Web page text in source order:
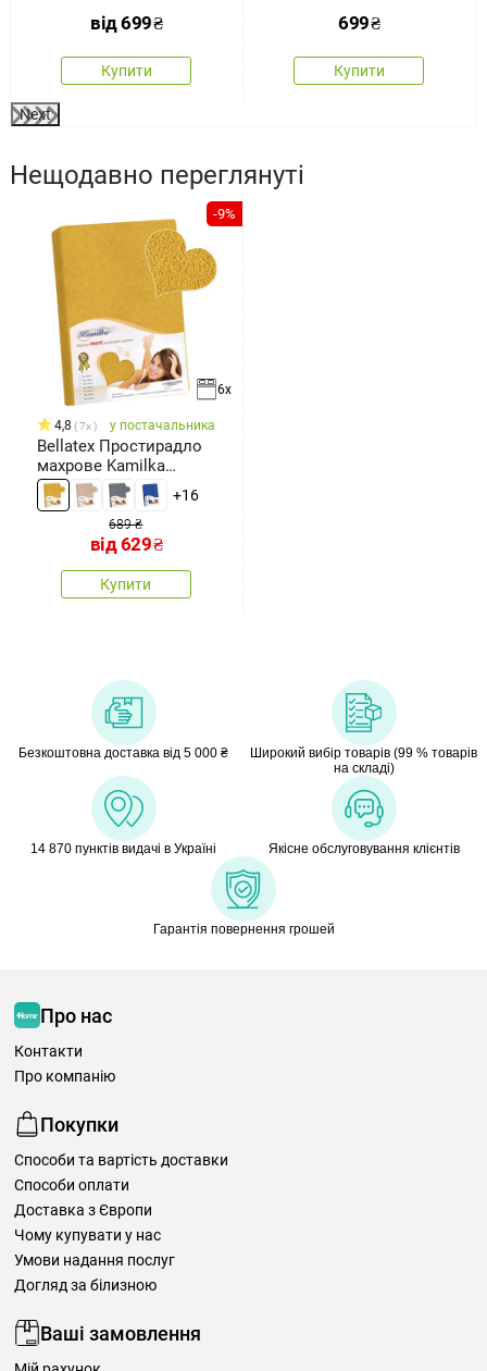
від699₴
Купити
699₴
Купити
Next
Нещодавно переглянуті
-9%
6x
4,8 7x у постачальника
Bellatex Простирадло
махрове Kamilka
гірчична, 90
+16
689 ₴
від629₴
Купити
Безкоштовна доставка від 5 000 ₴
Широкий вибір товарів (99 % товарів
на складі)
14 870 пунктів видачі в Україні Якісне обслуговування клієнтів
Гарантія повернення грошей
Про нас
Контакти
Про компанію
Покупки
Способи та вартість доставки
Способи оплати
Доставка з Європи
Чому купувати у нас
Умови надання послуг
Догляд за білизною
Ваші замовлення